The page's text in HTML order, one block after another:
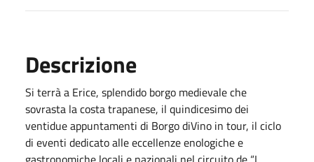
Descrizione
Si terrà a Erice, splendido borgo medievale che
sovrasta la costa trapanese, il quindicesimo dei
ventidue appuntamenti di Borgo diVino in tour, il ciclo
di eventi dedicato alle eccellenze enologiche e